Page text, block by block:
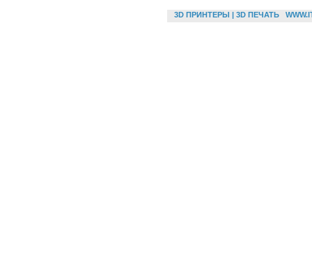
3D ПРИНТЕРЫ | 3D ПЕЧАТЬ